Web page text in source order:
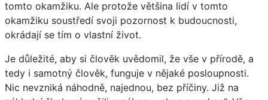
tomto okamžiku. Ale protože většina lidí v tomto
okamžiku soustředí svoji pozornost k budoucnosti,
okrádají se tím o vlastní život.
Je důležité, aby si člověk uvědomil, že vše v přírodě, a
tedy i samotný člověk, funguje v nějaké posloupnosti.
Nic nevzniká náhodně, najednou, bez příčiny. Již na